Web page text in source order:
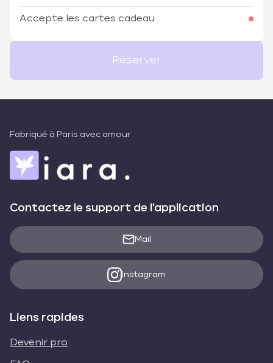
Accepte les cartes cadeau
Réserver
Fabriqué à Paris avec amour
Contactez le support de l'application
Mail
Instagram
Liens rapides
Devenir pro